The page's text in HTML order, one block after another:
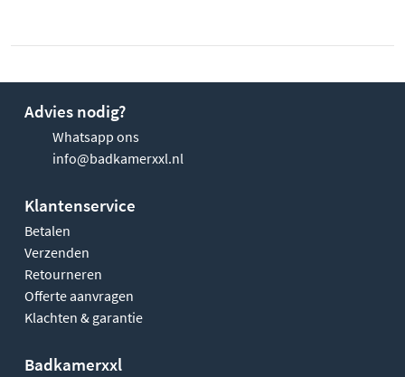
Advies nodig?
Whatsapp ons
info@badkamerxxl.nl
Klantenservice
Betalen
Verzenden
Retourneren
Offerte aanvragen
Klachten & garantie
Badkamerxxl